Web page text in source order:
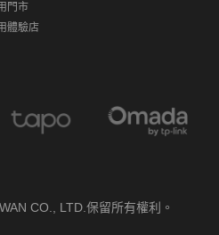
門市
體驗店
CO., LTD.保留所有權利。